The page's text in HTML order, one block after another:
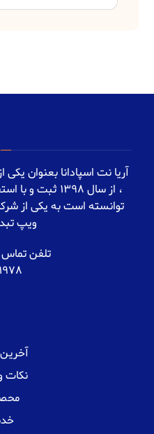
آریا نت اسپادانا بعنوان
، از سال 1398
توانسته است به یکی از
ویپ
تلفن تماس :
نکات